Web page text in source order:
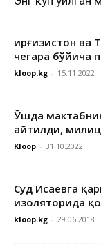
Қирғизистон
чегара бўйича
kloop.kg - 15.11.2022
Ўшда
айтилди,
Kloop - 31.10.2022
Суд Исаевга
изоляторида
kloop.kg - 29.06.2018